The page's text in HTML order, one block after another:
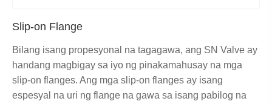
Slip-on Flange
Bilang isang propesyonal na tagagawa, ang SN Valve ay
handang magbigay sa iyo ng pinakamahusay na mga
slip-on flanges. Ang mga slip-on flanges ay isang
espesyal na uri ng flange na gawa sa isang pabilog na